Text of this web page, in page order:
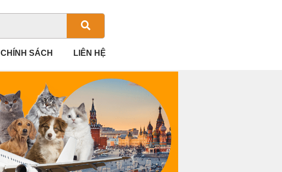
CHÍNH SÁCH LIÊN HỆ